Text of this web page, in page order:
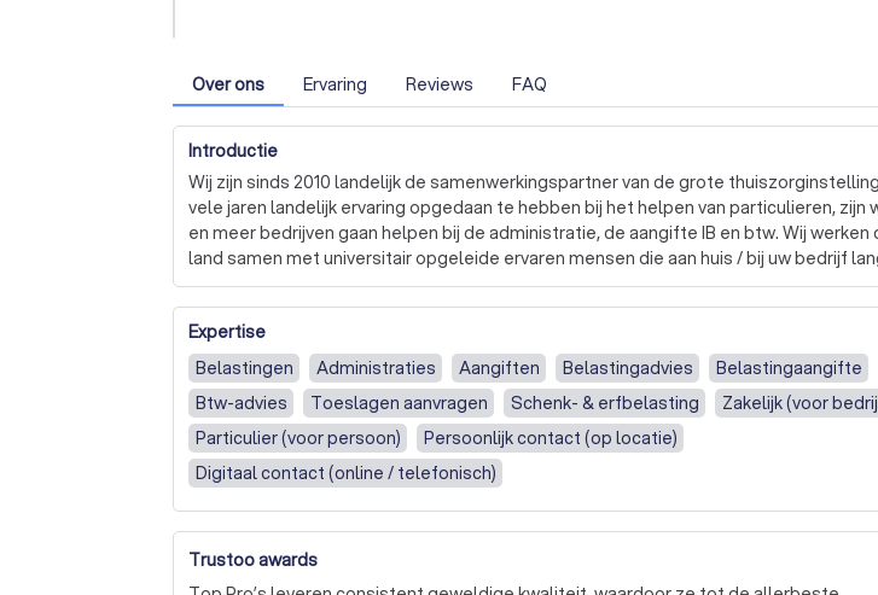
Over ons Ervaring Reviews FAQ
Introductie
Wij zijn sinds 2010 landelijk de samenwerkingspartner van de grote
vele jaren landelijk ervaring opgedaan te hebben bij het helpen van particulieren, zijn
en meer bedrijven gaan helpen bij de administratie, de aangifte IB en btw. Wij werken
land samen met universitair opgeleide ervaren mensen die aan huis / bij uw bedrijf
om u te helpen indien nodig en verder veel vanaf afstand werken om de kosten voor
ook voor u zo laag mogelijk te houden.
Voor de volledigheid, wij bieden momenteel geen diensten aan op het gebied van
Vennootschapsbelasting en Loonbelasting. Wij leggen altijd eerst contact per mail
vervolgens een belafspraak met u zodat we u rustig en goed te woord kunnen staan.
Expertise
Belastingen
Administraties Aangiften Belastingadvies
Belastingaangifte
Btw-advies
Toeslagen aanvragen Schenk- & erfbelasting
Zakelijk (voor
Particulier (voor persoon)
Persoonlijk contact (op locatie)
Digitaal contact (online / telefonisch)
Trustoo awards